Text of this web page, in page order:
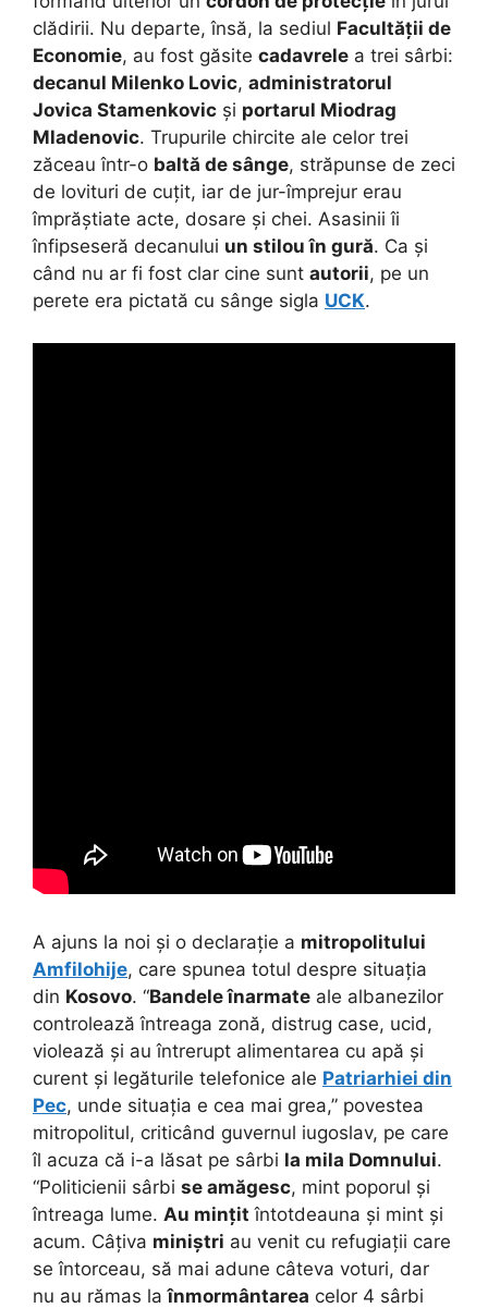
clădirii. Nu departe, însă, la sediul Facultății de
Economie, au fost găsite cadavrele a trei sârbi:
decanul Milenko Lovic, administratorul
Jovica Stamenkovic și portarul Miodrag
Mladenovic. Trupurile chircite ale celor trei
zăceau într-o baltă de sânge, străpunse de zeci
de lovituri de cuțit, iar de jur-împrejur erau
împrăștiate acte, dosare și chei. Asasinii îi
înfipseseră decanului un stilou în gură. Ca și
când nu ar fi fost clar cine sunt autorii, pe un
perete era pictată cu sânge sigla UCK.
A ajuns la noi și o declarație a mitropolitului
Amfilohije, care spunea totul despre situația
din Kosovo. “Bandele înarmate ale albanezilor
controlează întreaga zonă, distrug case, ucid,
violează și au întrerupt alimentarea cu apă și
curent și legăturile telefonice ale Patriarhiei din
Pec, unde situația e cea mai grea,” povestea
mitropolitul, criticând guvernul iugoslav, pe care
îl acuza că i-a lăsat pe sârbi la mila Domnului.
“Politicienii sârbi se amăgesc, mint poporul și
întreaga lume. Au mințit întotdeauna și mint și
acum. Câțiva miniștri au venit cu refugiații care
se întorceau, să mai adune câteva voturi, dar
nu au rămas laînmormântarea celor 4 sârbi